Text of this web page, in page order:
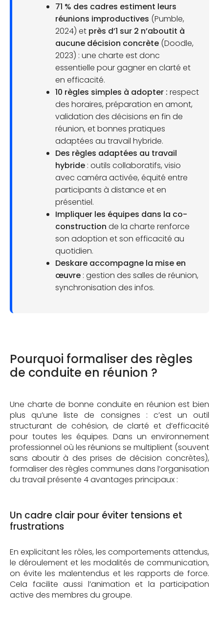
71 % des cadres estiment leurs
réunions improductives (Pumble,
2024) et près d’1 sur 2 n’aboutit à
aucune décision concrète (Doodle,
2023) : une charte est donc
essentielle pour gagner en clarté et
en efficacité.
10 règles simples à adopter : respect
des horaires, préparation en amont,
validation des décisions en fin de
réunion, et bonnes pratiques
adaptées au travail hybride.
Des règles adaptées au travail
hybride : outils collaboratifs, visio
avec caméra activée, équité entre
participants à distance et en
présentiel.
Impliquer les équipes dans la co-
construction de la charte renforce
son adoption et son efficacité au
quotidien.
Deskare accompagne la mise en
œuvre : gestion des salles de réunion,
synchronisation des infos.
Pourquoi formaliser des règles
de conduite en réunion ?
Une charte de bonne conduite en réunion est bien
plus qu’une liste de consignes : c’est un outil
structurant de cohésion, de clarté et d’efficacité
pour toutes les équipes. Dans un environnement
professionnel où les réunions se multiplient (souvent
sans aboutir à des prises de décision concrètes),
formaliser des règles communes dans l’organisation
du travail présente 4 avantages principaux :
Un cadre clair pour éviter tensions et
frustrations
En explicitant les rôles, les comportements attendus,
le déroulement et les modalités de communication,
on évite les malentendus et les rapports de force.
Cela facilite aussi l’animation et la participation
active des membres du groupe.